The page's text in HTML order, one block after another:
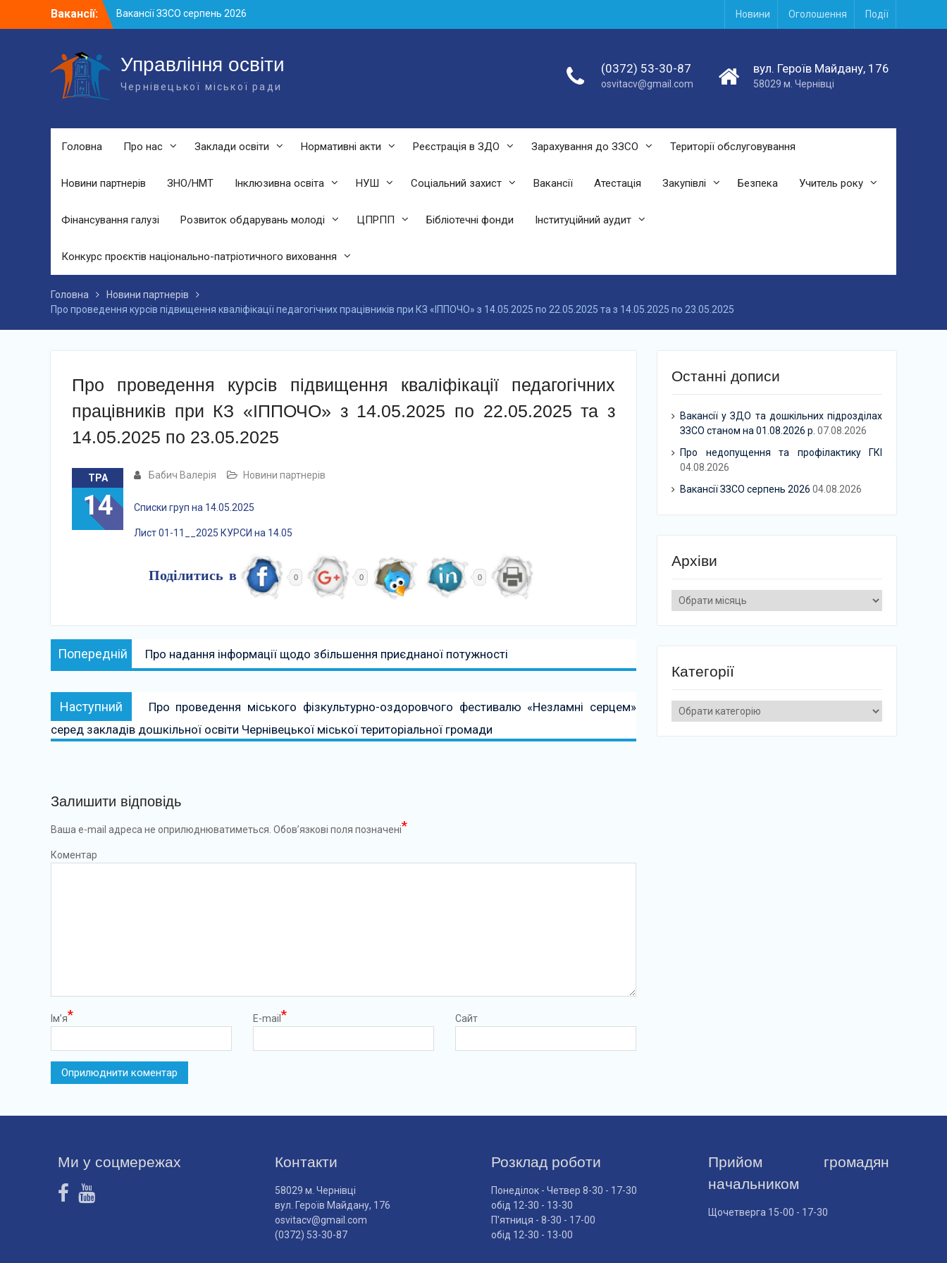
Вакансії:
Вакансії ЗЗСО серпень 2026
Вакансії ЗЗСО червень 2026
підрозділах ЗЗСО станом на 01.08.2026
р.
Новини Оголошення Події
Управління освіти
Чернівецької міської ради
(0372) 53-30-87
osvitacv@gmail.com
вул. Героїв Майдану, 176
58029 м. Чернівці
Головна Про нас Заклади освіти Нормативні акти Реєстрація в ЗДО Зарахування до ЗЗСО Території обслуговування
Новини партнерів ЗНО/НМТ Інклюзивна освіта НУШ Соціальний захист Вакансії Атестація Закупівлі Безпека Учитель року
Фінансування галузі Розвиток обдарувань молоді ЦПРПП Бібліотечні фонди Інституційний аудит
Конкурс проєктів національно-патріотичного виховання
Головна
Новини партнерів
Про проведення курсів підвищення кваліфікації педагогічних працівників при КЗ «ІППОЧО» з 14.05.2025 по 22.05.2025 та з 14.05.2025 по 23.05.2025
Про проведення курсів підвищення кваліфікації педагогічних
працівників при КЗ «ІППОЧО» з 14.05.2025 по 22.05.2025 та з
14.05.2025 по 23.05.2025
ТРА
14
Бабич Валерія Новини партнерів
Списки груп на 14.05.2025
Лист 01-11__2025 КУРСИ на 14.05
Поділитись в 0 0 0
Навігація
записів
Попередній Попередній:
Про надання інформації щодо збільшення приєднаної потужності
Наступний Наступний:
Про проведення міського фізкультурно-оздоровчого фестивалю «Незламні серцем»
серед закладів дошкільної освіти Чернівецької міської територіальної громади
Залишити відповідь
Ваша e-mail адреса не оприлюднюватиметься. Обов’язкові поля позначені*
Коментар
Ім’я* E-mail * Сайт
Останні дописи
Вакансії у ЗДО та дошкільних підрозділах
ЗЗСО станом на 01.08.2026 р. 07.08.2026
Про недопущення та профілактику ГКІ
04.08.2026
Вакансії ЗЗСО серпень 2026 04.08.2026
Архіви
Архіви
Категорії
Категорії
Ми у соцмережах Контакти
58029 м. Чернівці
вул. Героїв Майдану, 176
osvitacv@gmail.com
(0372) 53-30-87
Розклад роботи
Понеділок - Четвер 8-30 - 17-30
обід 12-30 - 13-30
П'ятниця - 8-30 - 17-00
обід 12-30 - 13-00
Прийом громадян
начальником
Щочетверга 15-00 - 17-30